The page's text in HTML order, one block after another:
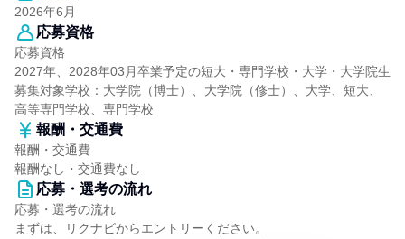
2026年6月
応募資格
応募資格
2027年、2028年03月卒業予定の短大・専門学校・大学・大学院生
募集対象学校：大学院（博士）、大学院（修士）、大学、短大、
高等専門学校、専門学校
報酬・交通費
報酬・交通費
報酬なし・交通費なし
応募・選考の流れ
応募・選考の流れ
まずは、リクナビからエントリーください。